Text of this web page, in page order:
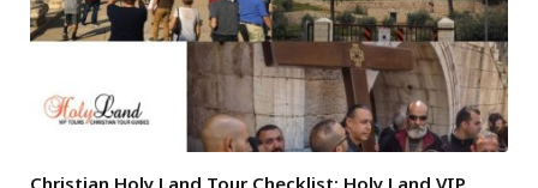
Christian Holy Land Tour Checklist: Holy Land VIP